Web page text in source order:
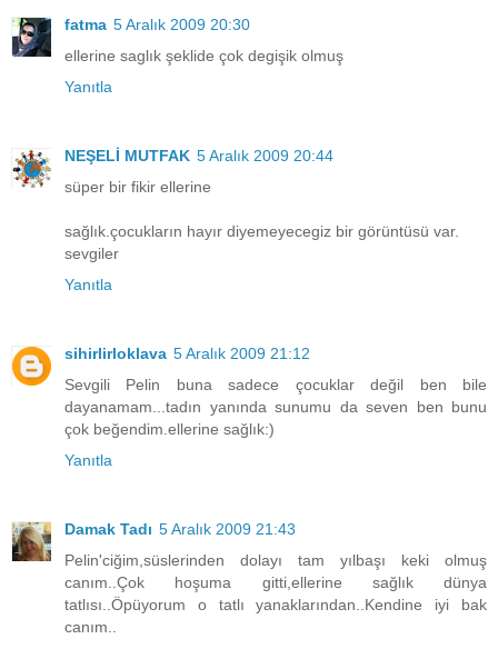
fatma 5 Aralık 2009 20:30
ellerine saglık şeklide çok degişik olmuş
Yanıtla
NEŞELİ MUTFAK 5 Aralık 2009 20:44
süper bir fikir ellerine
sağlık.çocukların hayır diyemeyecegiz bir görüntüsü var.
sevgiler
Yanıtla
sihirlirloklava 5 Aralık 2009 21:12
Sevgili Pelin buna sadece çocuklar değil ben bile
dayanamam...tadın yanında sunumu da seven ben bunu
çok beğendim.ellerine sağlık:)
Yanıtla
Damak Tadı 5 Aralık 2009 21:43
Pelin'ciğim,süslerinden dolayı tam yılbaşı keki olmuş
canım..Çok hoşuma gitti,ellerine sağlık dünya
tatlısı..Öpüyorum o tatlı yanaklarından..Kendine iyi bak
canım..